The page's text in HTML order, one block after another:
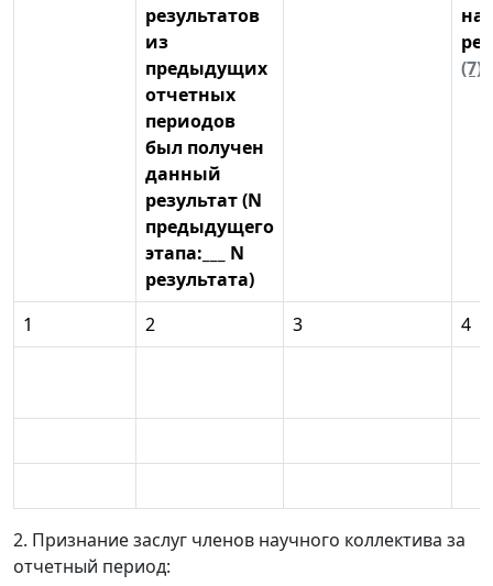
результатов
из
предыдущих
отчетных
периодов
был получен
данный
результат (N
предыдущего
этапа:___ N
результата)
(7)
1 2 3 4
2. Признание заслуг членов научного коллектива за
отчетный период: